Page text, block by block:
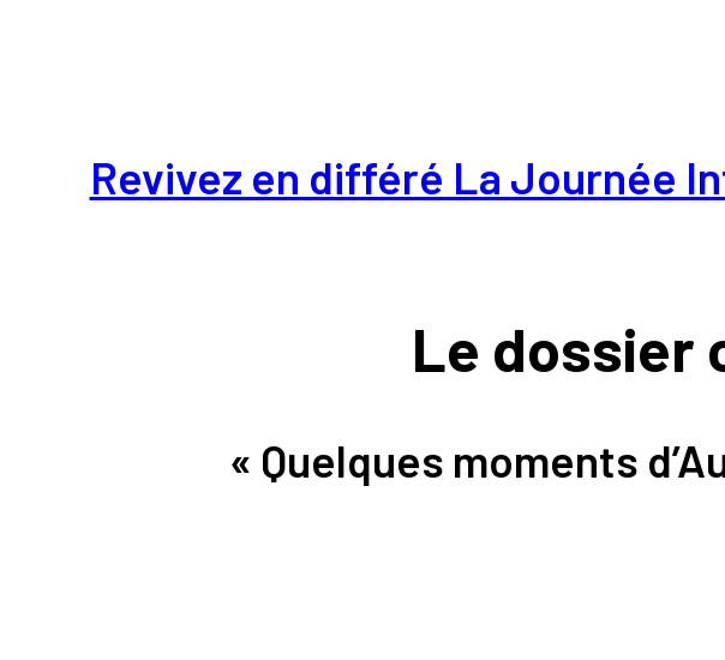
Revivez en différé La Journée
Le dossier
« Quelques moments